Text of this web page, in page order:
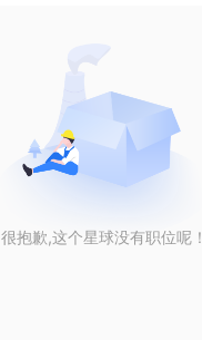
很抱歉,这个星球没有职位呢！